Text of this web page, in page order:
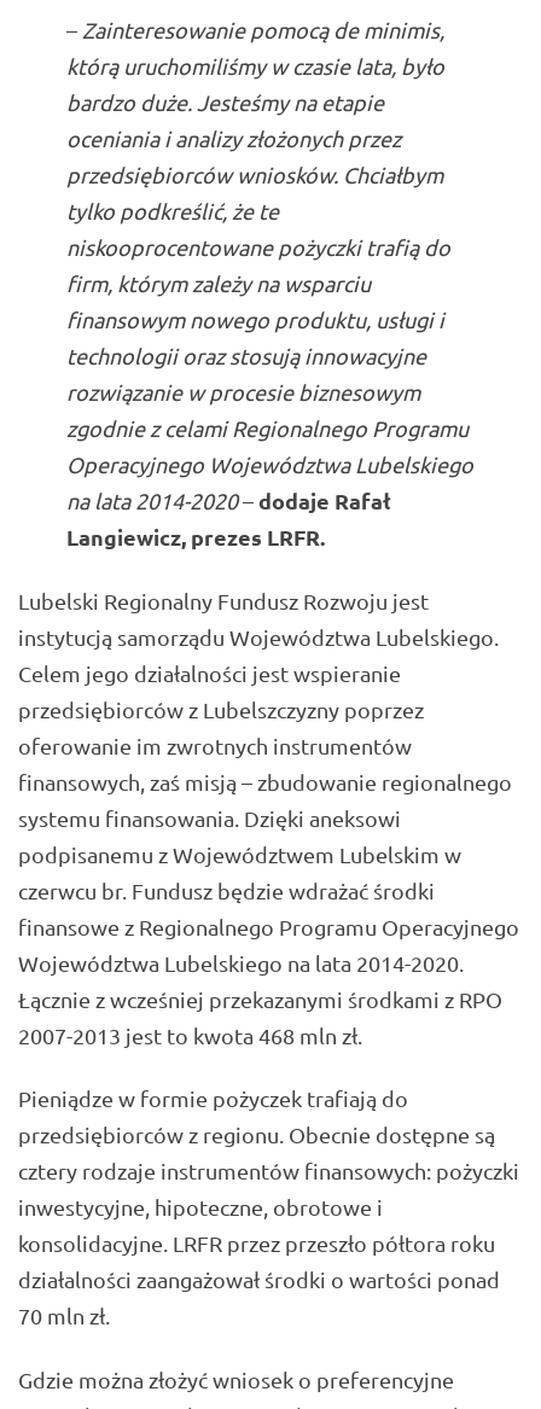
– Zainteresowanie pomocą de minimis,
którą uruchomiliśmy w czasie lata, było
bardzo duże. Jesteśmy na etapie
oceniania i analizy złożonych przez
przedsiębiorców wniosków. Chciałbym
tylko podkreślić, że te
niskooprocentowane pożyczki trafią do
firm, którym zależy na wsparciu
finansowym nowego produktu, usługi i
technologii oraz stosują innowacyjne
rozwiązanie w procesie biznesowym
zgodnie z celami Regionalnego Programu
Operacyjnego Województwa Lubelskiego
na lata 2014-2020–dodaje Rafał
Langiewicz, prezes LRFR.
Lubelski Regionalny Fundusz Rozwoju jest
instytucją samorządu Województwa Lubelskiego.
Celem jego działalności jest wspieranie
przedsiębiorców z Lubelszczyzny poprzez
oferowanie im zwrotnych instrumentów
finansowych, zaś misją – zbudowanie regionalnego
systemu finansowania. Dzięki aneksowi
podpisanemu z Województwem Lubelskim w
czerwcu br. Fundusz będzie wdrażać środki
finansowe z Regionalnego Programu Operacyjnego
Województwa Lubelskiego na lata 2014-2020.
Łącznie z wcześniej przekazanymi środkami z RPO
2007-2013 jest to kwota 468 mln zł.
Pieniądze w formie pożyczek trafiają do
przedsiębiorców z regionu. Obecnie dostępne są
cztery rodzaje instrumentów finansowych: pożyczki
inwestycyjne, hipoteczne, obrotowe i
konsolidacyjne. LRFR przez przeszło półtora roku
działalności zaangażował środki o wartości ponad
70 mln zł.
Gdzie można złożyć wniosek o preferencyjne